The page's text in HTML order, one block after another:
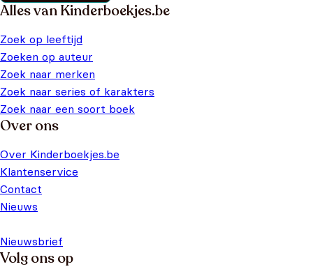
Alles van Kinderboekjes.be
Zoek op leeftijd
Zoeken op auteur
Zoek naar merken
Zoek naar series of karakters
Zoek naar een soort boek
Over ons
Over Kinderboekjes.be
Klantenservice
Contact
Nieuws
Nieuwsbrief
Volg ons op